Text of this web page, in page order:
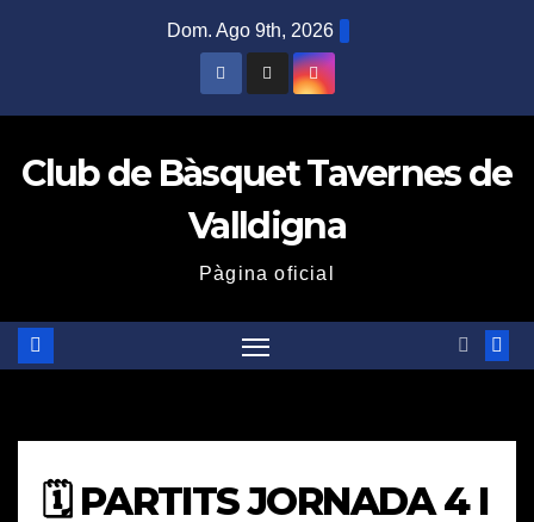
Dom. Ago 9th, 2026
Club de Bàsquet Tavernes de
Valldigna
Pàgina oficial
🗓️ PARTITS JORNADA 4 I